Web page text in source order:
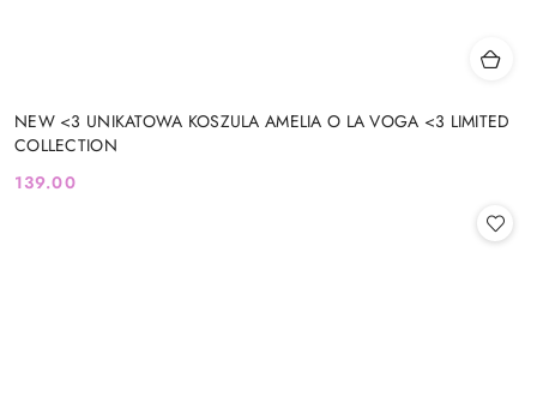
NEW <3 UNIKATOWA KOSZULA AMELIA O LA VOGA <3 LIMITED
COLLECTION
Cena:
139.00